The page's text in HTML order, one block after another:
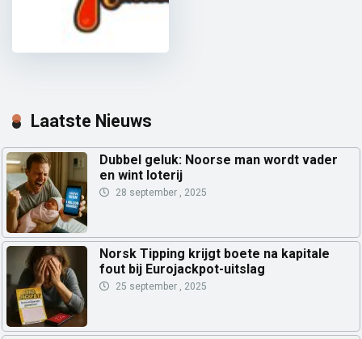
Ontvang 100% bonus tot € 250,00
Laatste Nieuws
Dubbel geluk: Noorse man wordt vader
en wint loterij
28 september , 2025
Norsk Tipping krijgt boete na kapitale
fout bij Eurojackpot-uitslag
25 september , 2025